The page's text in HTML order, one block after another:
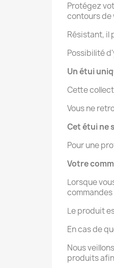
Protégez
contours de
Résistant, il
Possibilité
Un étui
Cette
Vous ne
Cet étui ne
Pour une
Votre
Lorsque
Le produit
En cas de
Nous
produits